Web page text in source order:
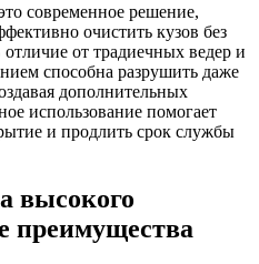
современное решение,
очистить кузов без
от традиечных ведер и
способна разрушить даже
дополнительных
использование помогает
и продлить срок службы
высокого
преимущества